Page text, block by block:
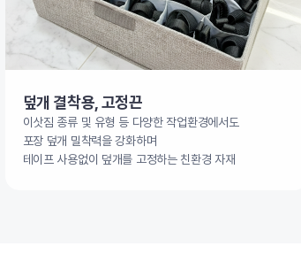
덮개 결착용, 고정끈
이삿짐 종류 및 유형 등 다양한 작업환경에서도
포장 덮개 밀착력을 강화하며
테이프 사용없이 덮개를 고정하는 친환경 자재